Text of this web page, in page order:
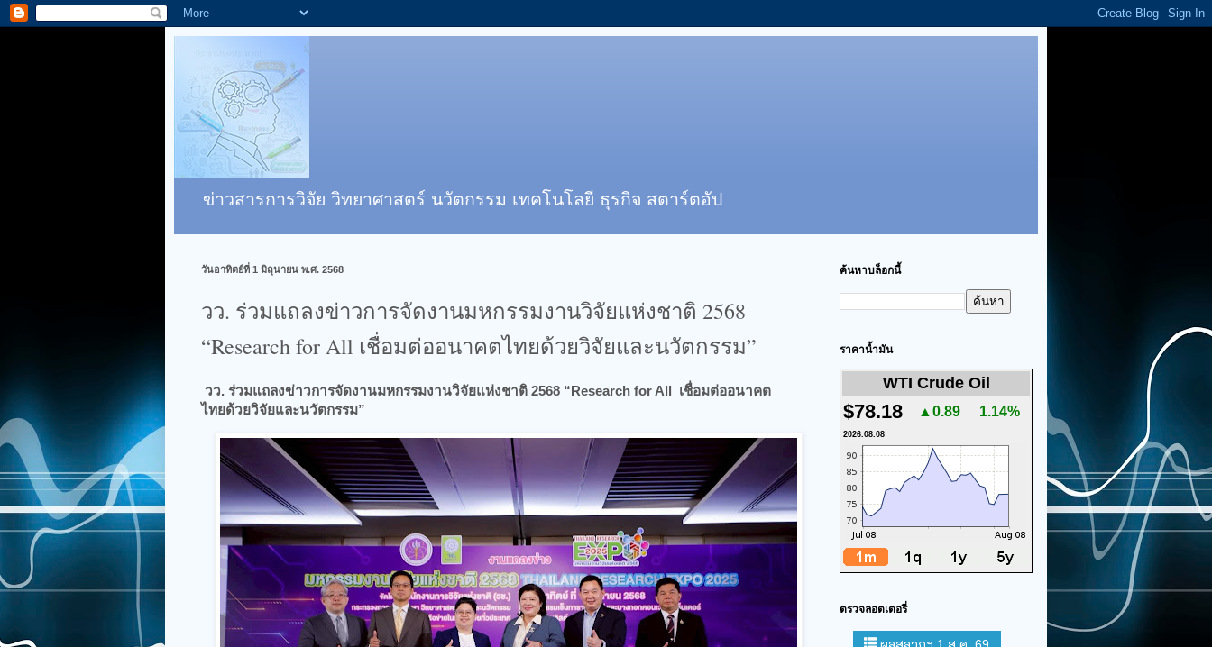
ข่าวสารการวิจัย วิทยาศาสตร์ นวัตกรรม เทคโนโลยี ธุรกิจ สตาร์ตอัป
วันอาทิตย์ที่ 1 มิถุนายน พ.ศ. 2568
วว. ร่วมแถลงข่าวการจัดงานมหกรรมงานวิจัยแห่งชาติ 2568
“Research for All เชื่อมต่ออนาคตไทยด้วยวิจัยและนวัตกรรม”
วว. ร่วมแถลงข่าวการจัดงานมหกรรมงานวิจัยแห่งชาติ 2568 “Research for All เชื่อมต่ออนาคต
ไทยด้วยวิจัยและนวัตกรรม”
ค้นหาบล็อกนี้
ราคาน้ำมัน
WTI Crude Oil
$78.18 ▲0.89 1.14%
2026.08.08
ตรวจลอตเตอรี่